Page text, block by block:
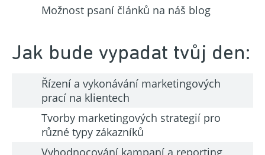
Možnost psaní článků na náš blog
Jak bude vypadat tvůj den:
Řízení a vykonávání marketingových
prací na klientech
Tvorby marketingových strategií pro
různé typy zákazníků